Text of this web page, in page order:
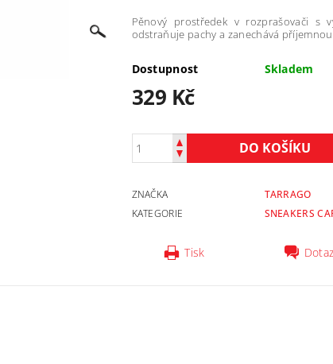
Pěnový prostředek v rozprašovači s
odstraňuje pachy a zanechává
Dostupnost Skladem
329 Kč
ZNAČKA
TARRAGO
KATEGORIE
SNEAKERS
Tisk Dotaz